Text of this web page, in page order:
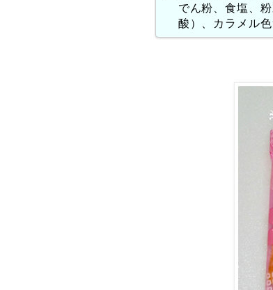
でん粉、食塩、
酸）、カラメル